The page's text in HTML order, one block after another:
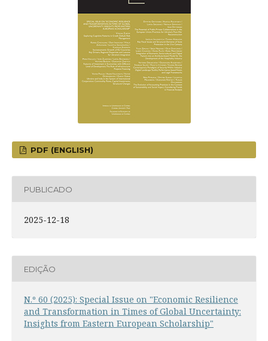
PDF (ENGLISH)
PUBLICADO
2025-12-18
EDIÇÃO
N.º 60 (2025): Special Issue on "Economic Resilience
and Transformation in Times of Global Uncertainty:
Insights from Eastern European Scholarship"